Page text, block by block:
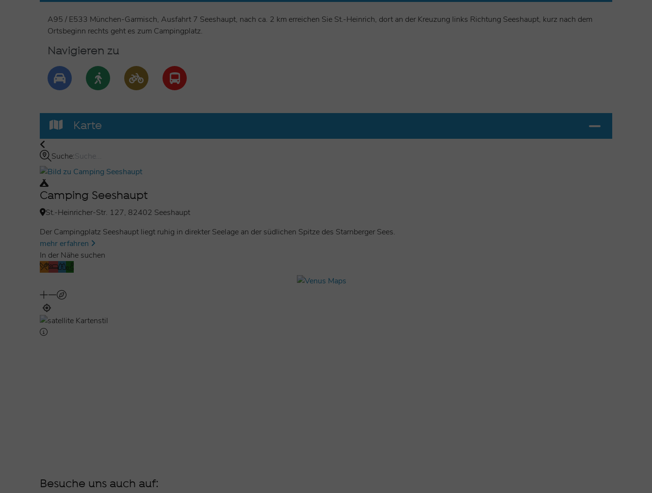
A95 / E533 München-Garmisch, Ausfahrt 7 Seeshaupt, nach ca. 2 km erreichen Sie St.-Heinrich, dort an der Kreuzung links Richtung Seeshaupt, kurz nach dem
Ortsbeginn rechts geht es zum Campingplatz.
Navigieren zu
Karte
Suche:
Camping Seeshaupt
St.-Heinricher-Str. 127, 82402 Seeshaupt
Der Campingplatz Seeshaupt liegt ruhig in direkter Seelage an der südlichen Spitze des Starnberger Sees.
mehr erfahren
In der Nähe suchen
Besuche uns auch auf: